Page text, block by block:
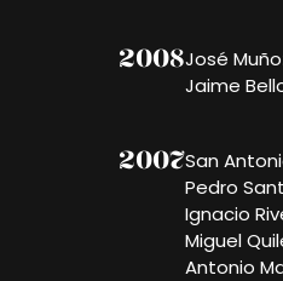
2008José
Jaime
2007San
Pedro
Ignacio
Miguel
Antonio